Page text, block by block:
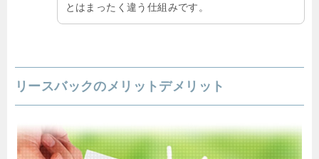
とはまったく違う仕組みです。
リースバックのメリットデメリット